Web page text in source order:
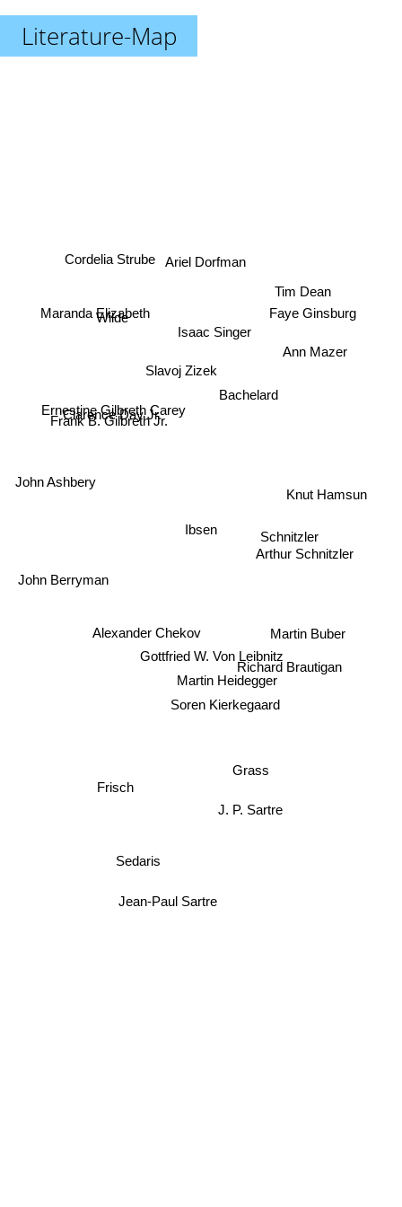
Literature-Map
Ibsen
Soren Kierkegaard
Isaac Singer
Bachelard
Gottfried W. Von Leibnitz
Alexander Chekov
Martin Heidegger
Richard Brautigan
Schnitzler
Ariel Dorfman
Ernestine Gilbreth Carey
Clarence Day Jr.
Frank B. Gilbreth Jr.
Arthur Schnitzler
Grass
Martin Buber
Slavoj Zizek
Wilde
Frisch
Sedaris
Knut Hamsun
J. P. Sartre
Cordelia Strube
Maranda Elizabeth
John Berryman
Jean-Paul Sartre
Ann Mazer
Faye Ginsburg
Tim Dean
John Ashbery